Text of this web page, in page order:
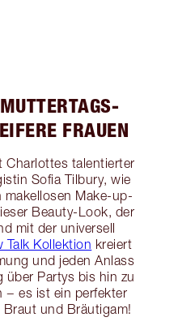
FRAUEN
Charlottes talentierter
Sofia Tilbury, wie
Make-up-
Beauty-Look, der
mit der universell
Talk Kollektion kreiert
und jeden Anlass
über Partys bis hin zu
− es ist ein perfekter
und Bräutigam!